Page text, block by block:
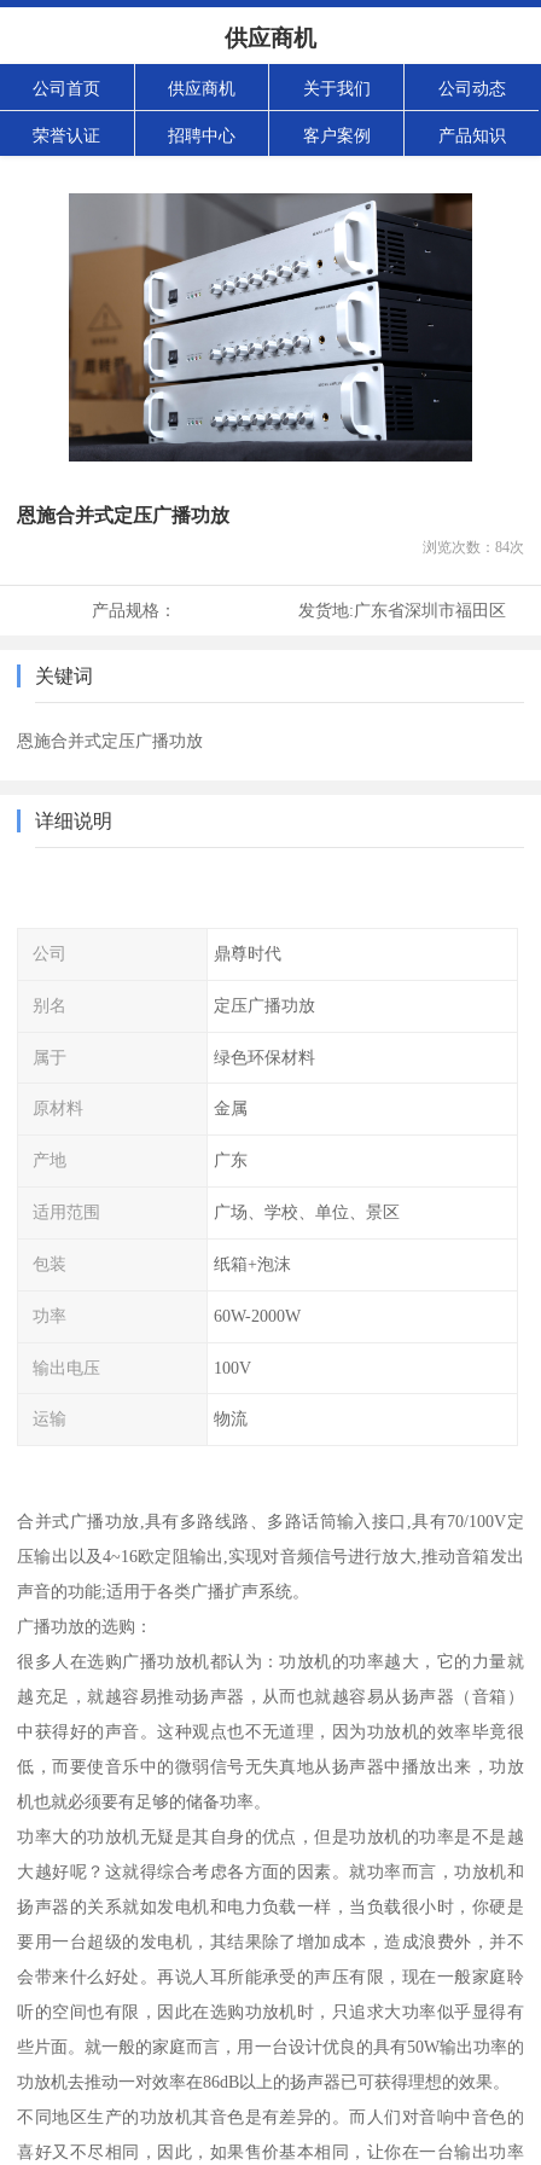
供应商机
公司首页 供应商机 关于我们 公司动态
荣誉认证 招聘中心 客户案例 产品知识
恩施合并式定压广播功放
浏览次数： 84次
产品规格： 发货地:广东省深圳市福田区
关键词
恩施合并式定压广播功放
详细说明
公司 鼎尊时代
别名 定压广播功放
属于 绿色环保材料
原材料 金属
产地 广东
适用范围 广场、学校、单位、景区
包装 纸箱+泡沫
功率 60W-2000W
输出电压 100V
运输 物流
合并式广播功放,具有多路线路、多路话筒输入接口,具有70/100V定
压输出以及4~16欧定阻输出,实现对音频信号进行放大,推动音箱发出
声音的功能;适用于各类广播扩声系统。
广播功放的选购：
很多人在选购广播功放机都认为：功放机的功率越大，它的力量就
越充足，就越容易推动扬声器，从而也就越容易从扬声器（音箱）
中获得好的声音。这种观点也不无道理，因为功放机的效率毕竟很
低，而要使音乐中的微弱信号无失真地从扬声器中播放出来，功放
机也就必须要有足够的储备功率。
功率大的功放机无疑是其自身的优点，但是功放机的功率是不是越
大越好呢？这就得综合考虑各方面的因素。就功率而言，功放机和
扬声器的关系就如发电机和电力负载一样，当负载很小时，你硬是
要用一台超级的发电机，其结果除了增加成本，造成浪费外，并不
会带来什么好处。再说人耳所能承受的声压有限，现在一般家庭聆
听的空间也有限，因此在选购功放机时，只追求大功率似乎显得有
些片面。就一般的家庭而言，用一台设计优良的具有50W输出功率的
功放机去推动一对效率在86dB以上的扬声器已可获得理想的效果。
不同地区生产的功放机其音色是有差异的。而人们对音响中音色的
喜好又不尽相同，因此，如果售价基本相同，让你在一台输出功率